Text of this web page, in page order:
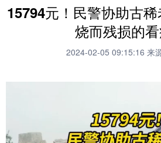
头条 云南要闻
新华社记者看云南 政务
云南省领导报道
服务
15794元！民警协助古
烧而残损的
2024-02-05 09:15:16 来